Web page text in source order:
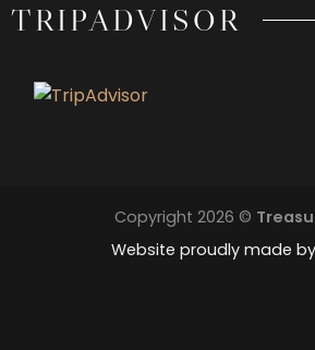
TRIPADVISOR
Copyright 2026 ©
Website proudly made by